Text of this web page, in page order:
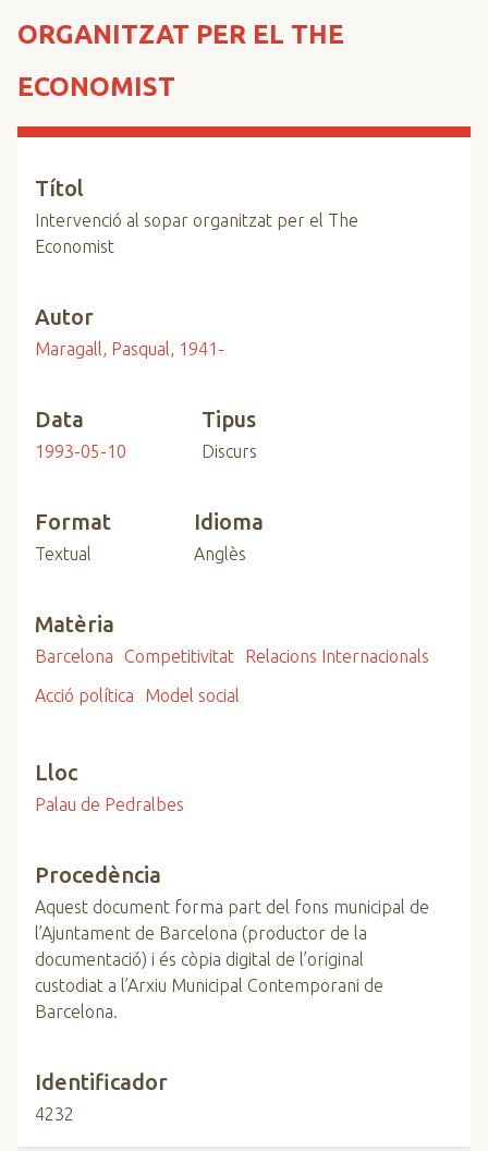
ORGANITZAT PER EL THE
ECONOMIST
Títol
Intervenció al sopar organitzat per el The
Economist
Autor
Maragall, Pasqual, 1941-
Data
1993-05-10
Tipus
Discurs
Format
Textual
Idioma
Anglès
Matèria
Barcelona Competitivitat
Relacions Internacionals
Acció política
Model social
Lloc
Palau de Pedralbes
Procedència
Aquest document forma part del fons municipal de
l’Ajuntament de Barcelona (productor de la
documentació) i és còpia digital de l’original
custodiat a l’Arxiu Municipal Contemporani de
Barcelona.
Identificador
4232